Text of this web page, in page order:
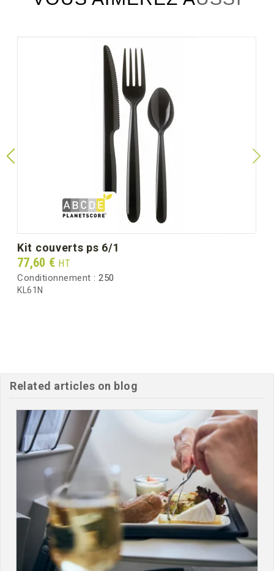
kit couverts ps 6/1
Prix
77,60 € HT
Conditionnement : 250
KL61N
Related articles on blog